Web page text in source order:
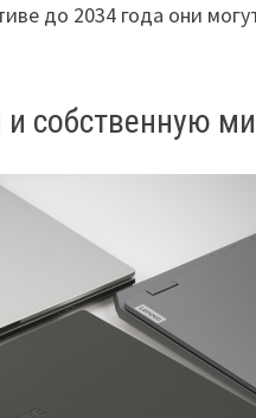
до 2034 года они
собственную